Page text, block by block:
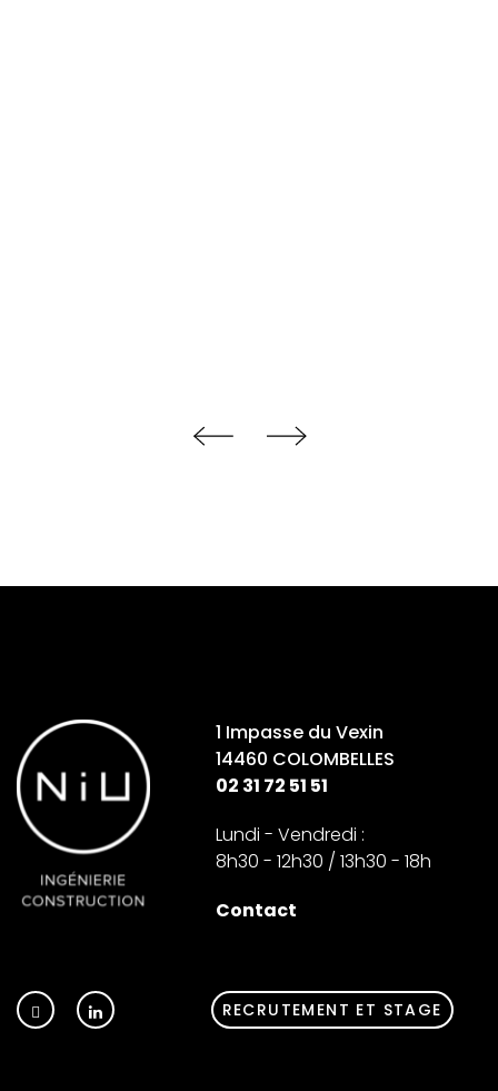
1 Impasse du Vexin
14460 COLOMBELLES
02 31 72 51 51
Lundi - Vendredi :
8h30 - 12h30 / 13h30 - 18h
Contact
RECRUTEMENT ET STAGE